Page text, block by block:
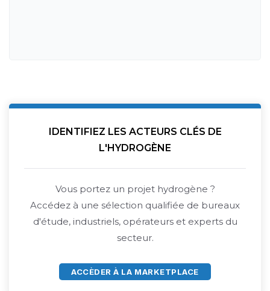
IDENTIFIEZ LES ACTEURS CLÉS DE
L'HYDROGÈNE
Vous portez un projet hydrogène ?
Accédez à une sélection qualifiée de bureaux
d'étude, industriels, opérateurs et experts du
secteur.
ACCÈDER À LA MARKETPLACE